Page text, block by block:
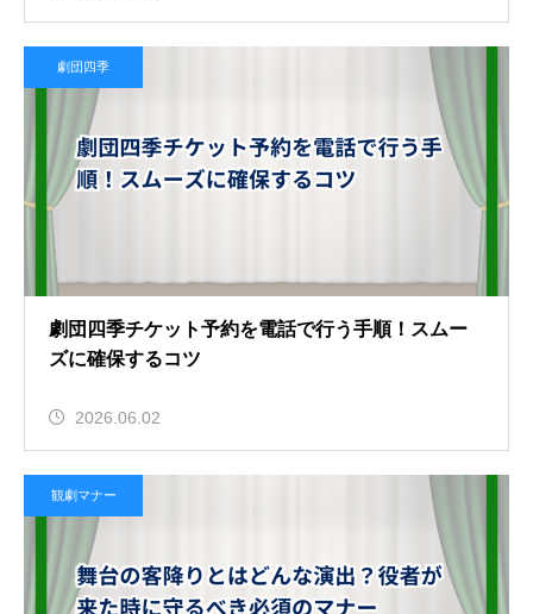
劇団四季
劇団四季チケット予約を電話で行う手順！スムー
ズに確保するコツ
2026.06.02
観劇マナー